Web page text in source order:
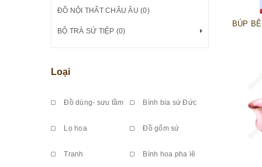
ĐỒ NỘI THẤT CHÂU ÂU (0)
BỘ TRÀ SỨ TIỆP (0)
Loại
Đồ dùng- sưu tầm Bình bia sứ Đức
Lọ hoa Đồ gốm sứ
Tranh Bình hoa pha lê